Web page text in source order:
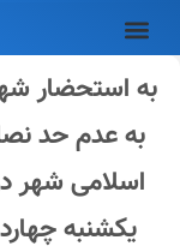
به استحضار
به عدم حد
اسلامی شهر
یکشنبه